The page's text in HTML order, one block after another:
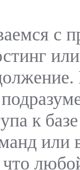
с
к
или